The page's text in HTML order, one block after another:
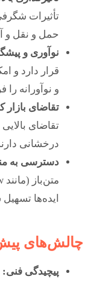
تأثیرات
حمل و نقل و
نوآوری و
قرار دارد و
و نوآورانه را
تقاضای بازار
تقاضای
درخشانی
دسترسی به
ایده‌ها
چالش‌های
پیچیدگی فنی: